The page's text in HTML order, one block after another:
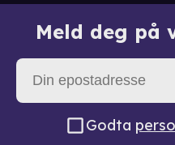
Meld deg på
Godta